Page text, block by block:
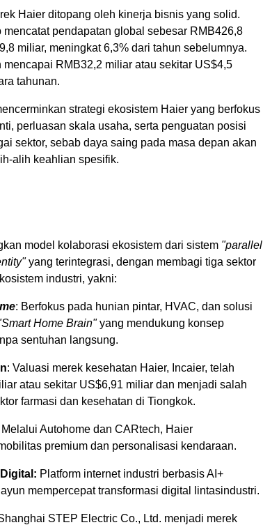
Haier ditopang oleh kinerja bisnis yang solid.
mencatat pendapatan global sebesar RMB426,8
miliar, meningkat 6,3% dari tahun sebelumnya.
mencapai RMB32,2 miliar atau sekitar US$4,5
tahunan.
strategi ekosistem Haier yang berfokus
perluasan skala usaha, serta penguatan posisi
sektor, sebab daya saing pada masa depan akan
alih keahlian spesifik.
model kolaborasi ekosistem dari sistem "parallel
yang terintegrasi, dengan membagi tiga sektor
industri, yakni:
: Berfokus pada hunian pintar, HVAC, dan solusi
Home Brain"yang mendukung konsep
sentuhan langsung.
: Valuasi merek kesehatan Haier, Incaier, telah
atau sekitar US$6,91 miliar dan menjadi salah
farmasi dan kesehatan di Tiongkok.
Melalui Autohome dan CARtech, Haier
premium dan personalisasi kendaraan.
Platform internet industri berbasis AI+
mempercepat transformasi digital lintasindustri.
STEP Electric Co., Ltd. menjadi merek